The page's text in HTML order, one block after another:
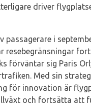
driver
passagerare i
resebegränsningar
förväntar sig Paris
Med sin
för innovation är
och fortsätta att